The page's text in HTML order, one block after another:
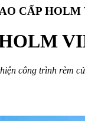
CẤP
công trình rèm